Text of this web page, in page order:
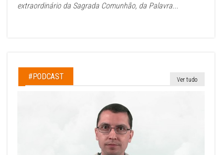
extraordinário da Sagrada Comunhão, da Palavra...
#PODCAST Ver tudo